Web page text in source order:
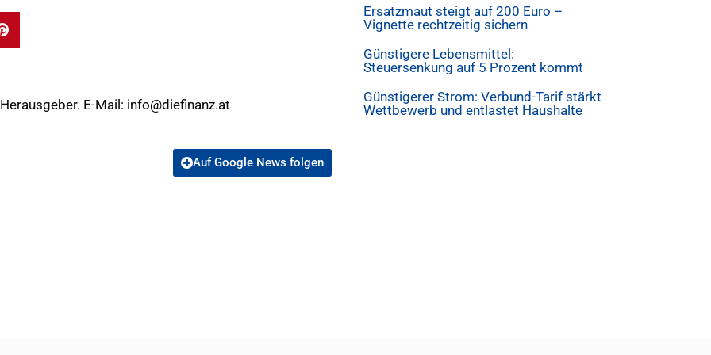
E-Mail: info@diefinanz.at
Auf Google News folgen
Ersatzmaut steigt auf 200 Euro –
Vignette rechtzeitig sichern
Günstigere Lebensmittel:
Steuersenkung auf 5 Prozent kommt
Günstigerer Strom: Verbund-Tarif stärkt
Wettbewerb und entlastet Haushalte